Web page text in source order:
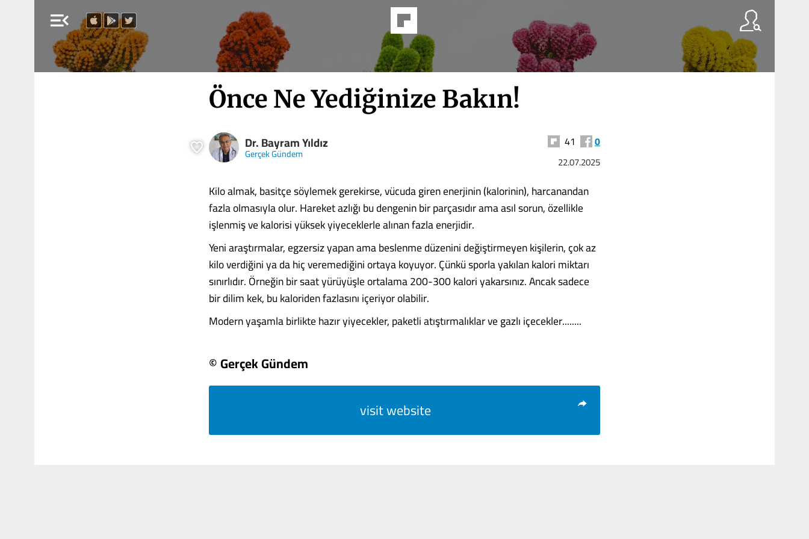
menu_open
Önce Ne Yediğinize Bakın!
Dr. Bayram Yıldız
Gerçek Gündem
41 0
22.07.2025
Kilo almak, basitçe söylemek gerekirse, vücuda giren enerjinin (kalorinin), harcanandan
fazla olmasıyla olur. Hareket azlığı bu dengenin bir parçasıdır ama asıl sorun, özellikle
işlenmiş ve kalorisi yüksek yiyeceklerle alınan fazla enerjidir.
Yeni araştırmalar, egzersiz yapan ama beslenme düzenini değiştirmeyen kişilerin, çok az
kilo verdiğini ya da hiç veremediğini ortaya koyuyor. Çünkü sporla yakılan kalori miktarı
sınırlıdır. Örneğin bir saat yürüyüşle ortalama 200-300 kalori yakarsınız. Ancak sadece
bir dilim kek, bu kaloriden fazlasını içeriyor olabilir.
Modern yaşamla birlikte hazır yiyecekler, paketli atıştırmalıklar ve gazlı içecekler........
© Gerçek Gündem
visit website